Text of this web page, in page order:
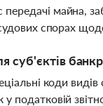
майна,
спорах
суб'єктів
коди